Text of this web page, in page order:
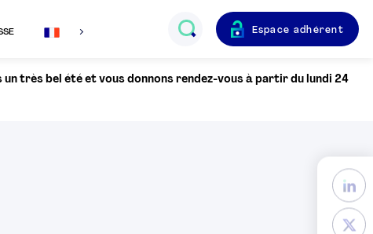
Français
Espace adhérent
un très bel été et vous donnons rendez-vous à partir du lundi 24